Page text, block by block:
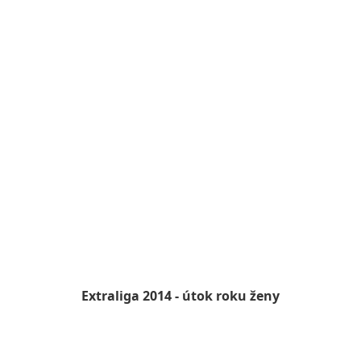
Extraliga 2014 - útok roku ženy